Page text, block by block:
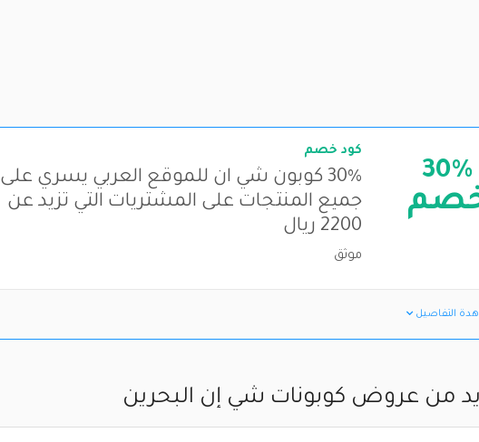
30%
كود خصم
30% كوبون شي ان للموقع العربي يسري على
جميع المنتجات على المشتريات التي تزيد عن
2200 ريال
موثق
التفاصيل
من عروض كوبونات شي إن البحرين